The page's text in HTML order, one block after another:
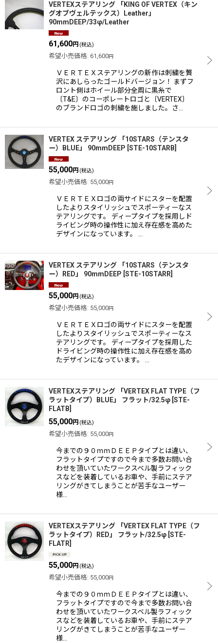
VERTEXステアリング 「KING OF VERTEX（キン
グオブヴェルテックス）Leather」
90mmDEEP/33φ/Leather
61,600円 (税込)
希望小売価格: 61,600円
ＶＥＲＴＥＸステアリングの新作は刺繍を贅
沢にあしらったゴールドバージョン！ まずフ
ロント側はホイール部分全周に黒糸で
〔T&E〕のコーポレートロゴと〔VERTEX〕
のブランドロゴの刺繍を施しました。さ…
VERTEX ステアリング 「10STARS（テンスタ
ー）BLUE」 90mmDEEP STE-10STARB
55,000円 (税込)
希望小売価格: 55,000円
ＶＥＲＴＥＸロゴの両サイドにスターを配置
したよりスタイリッシュでスポーティーなス
テアリングです。 ディープタイプを採用しド
ライビング時の操作性に加え存在感を高めた
デザインになっています。 …
VERTEX ステアリング 「10STARS（テンスタ
ー）RED」 90mmDEEP STE-10STARR
55,000円 (税込)
希望小売価格: 55,000円
ＶＥＲＴＥＸロゴの両サイドにスターを配置
したよりスタイリッシュでスポーティーなス
テアリングです。 ディープタイプを採用した
ドライビング時の操作性に加え存在感を高め
たデザインになっています。 …
VERTEXステアリング 「VERTEX FLAT TYPE（フ
ラットタイプ）BLUE」 フラット/32.5φ STE-
FLATB
55,000円 (税込)
希望小売価格: 55,000円
今までの９０ｍｍＤＥＥＰタイプとは違い、
フラットタイプですので今まで多数お問い合
わせを頂いていたワークスベル製ラフィック
スなどを装着しているお車や、手前にステア
リングがきてしまうことが苦手なユーザー
様…
VERTEXステアリング 「VERTEX FLAT TYPE（フ
ラットタイプ）RED」 フラット/32.5φ STE-
FLATR
55,000円 (税込)
希望小売価格: 55,000円
今までの９０ｍｍＤＥＥＰタイプとは違い、
フラットタイプですので今まで多数お問い合
わせを頂いていたワークスベル製ラフィック
スなどを装着しているお車や、手前にステア
リングがきてしまうことが苦手なユーザー
様…